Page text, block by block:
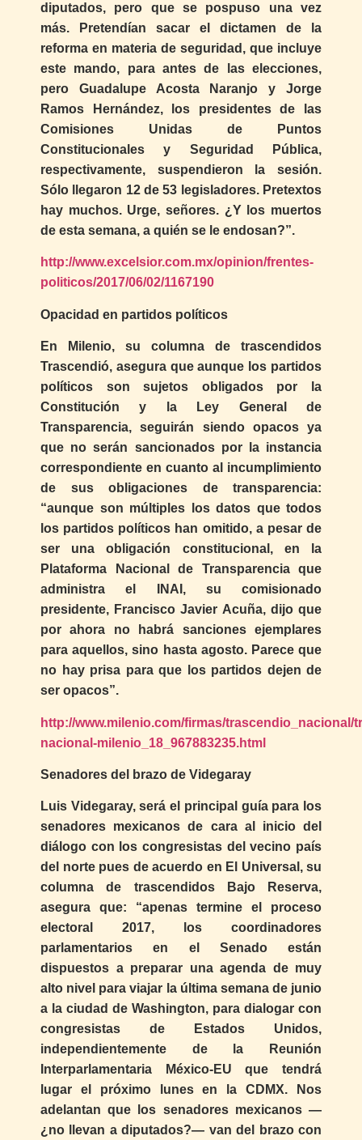
diputados, pero que se pospuso una vez
más. Pretendían sacar el dictamen de la
reforma en materia de seguridad, que incluye
este mando, para antes de las elecciones,
pero Guadalupe Acosta Naranjo y Jorge
Ramos Hernández, los presidentes de las
Comisiones Unidas de Puntos
Constitucionales y Seguridad Pública,
respectivamente, suspendieron la sesión.
Sólo llegaron 12 de 53 legisladores. Pretextos
hay muchos. Urge, señores. ¿Y los muertos
de esta semana, a quién se le endosan?”.
http://www.excelsior.com.mx/opinion/frentes-
politicos/2017/06/02/1167190
Opacidad en partidos políticos
En Milenio, su columna de trascendidos
Trascendió, asegura que aunque los partidos
políticos son sujetos obligados por la
Constitución y la Ley General de
Transparencia, seguirán siendo opacos ya
que no serán sancionados por la instancia
correspondiente en cuanto al incumplimiento
de sus obligaciones de transparencia:
“aunque son múltiples los datos que todos
los partidos políticos han omitido, a pesar de
ser una obligación constitucional, en la
Plataforma Nacional de Transparencia que
administra el INAI, su comisionado
presidente, Francisco Javier Acuña, dijo que
por ahora no habrá sanciones ejemplares
para aquellos, sino hasta agosto. Parece que
no hay prisa para que los partidos dejen de
ser opacos”.
http://www.milenio.com/firmas/trascendio_nacional/
nacional-milenio_18_967883235.html
Senadores del brazo de Videgaray
Luis Videgaray, será el principal guía para los
senadores mexicanos de cara al inicio del
diálogo con los congresistas del vecino país
del norte pues de acuerdo en El Universal, su
columna de trascendidos Bajo Reserva,
asegura que: “apenas termine el proceso
electoral 2017, los coordinadores
parlamentarios en el Senado están
dispuestos a preparar una agenda de muy
alto nivel para viajar la última semana de junio
a la ciudad de Washington, para dialogar con
congresistas de Estados Unidos,
independientemente de la Reunión
Interparlamentaria México-EU que tendrá
lugar el próximo lunes en la CDMX. Nos
adelantan que los senadores mexicanos —
¿no llevan a diputados?— van del brazo con